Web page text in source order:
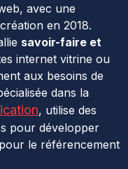
avec une
en 2018.
savoir-faire et
internet vitrine ou
aux besoins de
dans la
, utilise des
pour développer
le référencement